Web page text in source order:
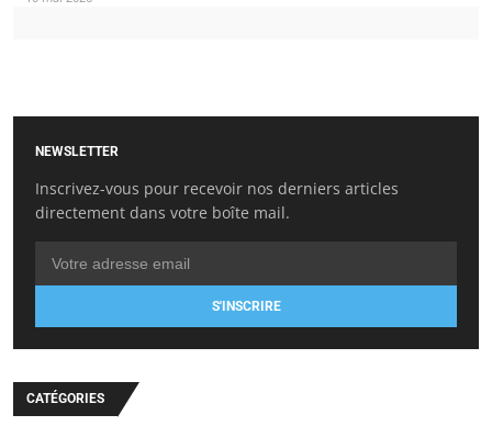
NEWSLETTER
Inscrivez-vous pour recevoir nos derniers articles
directement dans votre boîte mail.
S'INSCRIRE
CATÉGORIES